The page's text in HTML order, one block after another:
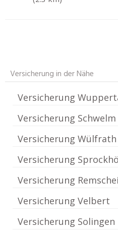
Versicherung in der Nähe
Versicherung
Versicherung Schwelm
Versicherung Wülfrath
Versicherung
Versicherung
Versicherung Velbert
Versicherung Solingen